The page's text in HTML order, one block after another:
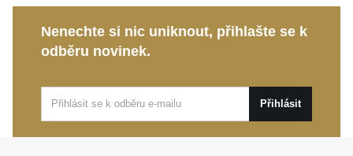
individualitu.
Nenechte si nic uniknout, přihlašte se k
odběru novinek.
Přihlásit